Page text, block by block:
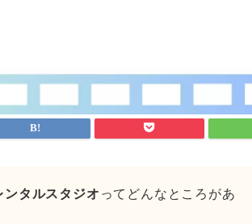
ンタルスタジオ ってどんなところがあ